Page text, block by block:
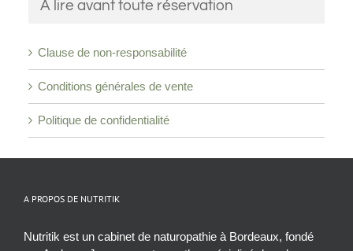
A lire avant toute réservation
Clause de non-responsabilité
Conditions générales de vente
Politique de confidentialité
A PROPOS DE NUTRITIK
Nutritik est un cabinet de naturopathie à Bordeaux, fondé